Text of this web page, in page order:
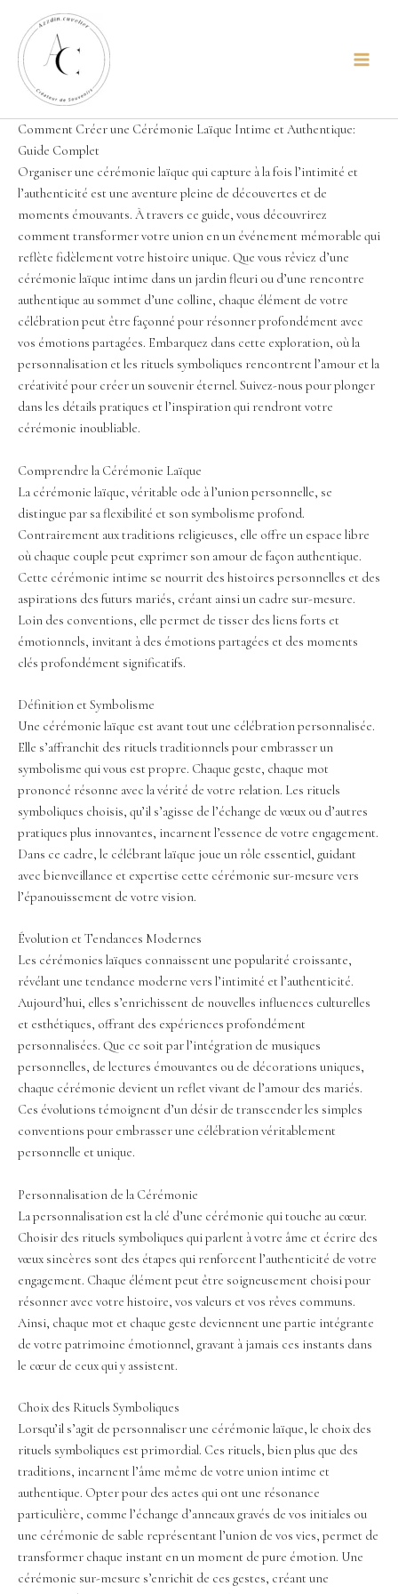
content
Comment Créer une Cérémonie Laïque Intime et Authentique:
Guide Complet
Organiser une cérémonie laïque qui capture à la fois l’intimité et
l’authenticité est une aventure pleine de découvertes et de
moments émouvants. À travers ce guide, vous découvrirez
comment transformer votre union en un événement mémorable qui
reflète fidèlement votre histoire unique. Que vous rêviez d’une
cérémonie laïque intime dans un jardin fleuri ou d’une rencontre
authentique au sommet d’une colline, chaque élément de votre
célébration peut être façonné pour résonner profondément avec
vos émotions partagées. Embarquez dans cette exploration, où la
personnalisation et les rituels symboliques rencontrent l’amour et la
créativité pour créer un souvenir éternel. Suivez-nous pour plonger
dans les détails pratiques et l’inspiration qui rendront votre
cérémonie inoubliable.
Comprendre la Cérémonie Laïque
La cérémonie laïque, véritable ode à l’union personnelle, se
distingue par sa flexibilité et son symbolisme profond.
Contrairement aux traditions religieuses, elle offre un espace libre
où chaque couple peut exprimer son amour de façon authentique.
Cette cérémonie intime se nourrit des histoires personnelles et des
aspirations des futurs mariés, créant ainsi un cadre sur-mesure.
Loin des conventions, elle permet de tisser des liens forts et
émotionnels, invitant à des émotions partagées et des moments
clés profondément significatifs.
Définition et Symbolisme
Une cérémonie laïque est avant tout une célébration personnalisée.
Elle s’affranchit des rituels traditionnels pour embrasser un
symbolisme qui vous est propre. Chaque geste, chaque mot
prononcé résonne avec la vérité de votre relation. Les rituels
symboliques choisis, qu’il s’agisse de l’échange de vœux ou d’autres
pratiques plus innovantes, incarnent l’essence de votre engagement.
Dans ce cadre, le célébrant laïque joue un rôle essentiel, guidant
avec bienveillance et expertise cette cérémonie sur-mesure vers
l’épanouissement de votre vision.
Évolution et Tendances Modernes
Les cérémonies laïques connaissent une popularité croissante,
révélant une tendance moderne vers l’intimité et l’authenticité.
Aujourd’hui, elles s’enrichissent de nouvelles influences culturelles
et esthétiques, offrant des expériences profondément
personnalisées. Que ce soit par l’intégration de musiques
personnelles, de lectures émouvantes ou de décorations uniques,
chaque cérémonie devient un reflet vivant de l’amour des mariés.
Ces évolutions témoignent d’un désir de transcender les simples
conventions pour embrasser une célébration véritablement
personnelle et unique.
Personnalisation de la Cérémonie
La personnalisation est la clé d’une cérémonie qui touche au cœur.
Choisir des rituels symboliques qui parlent à votre âme et écrire des
vœux sincères sont des étapes qui renforcent l’authenticité de votre
engagement. Chaque élément peut être soigneusement choisi pour
résonner avec votre histoire, vos valeurs et vos rêves communs.
Ainsi, chaque mot et chaque geste deviennent une partie intégrante
de votre patrimoine émotionnel, gravant à jamais ces instants dans
le cœur de ceux qui y assistent.
Choix des Rituels Symboliques
Lorsqu’il s’agit de personnaliser une cérémonie laïque, le choix des
rituels symboliques est primordial. Ces rituels, bien plus que des
traditions, incarnent l’âme même de votre union intime et
authentique. Opter pour des actes qui ont une résonance
particulière, comme l’échange d’anneaux gravés de vos initiales ou
une cérémonie de sable représentant l’union de vos vies, permet de
transformer chaque instant en un moment de pure émotion. Une
cérémonie sur-mesure s’enrichit de ces gestes, créant une